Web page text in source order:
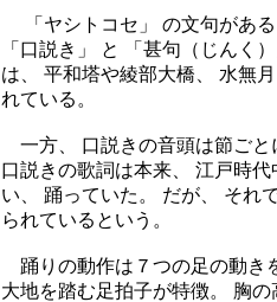
「ヤシトコセ」 の文句がある
「口説き」 と 「甚句（じんく
は、 平和塔や綾部大橋、 水無
れている。
一方、 口説きの音頭は節ごと
口説きの歌詞は本来、 江戸時
い、 踊っていた。 だが、 それ
られているという。
踊りの動作は７つの足の動き
大地を踏む足拍子が特徴。 胸